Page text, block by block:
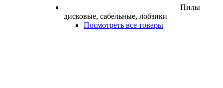
Пилы
дисковые, сабельные, лобзики
Посмотреть все товары